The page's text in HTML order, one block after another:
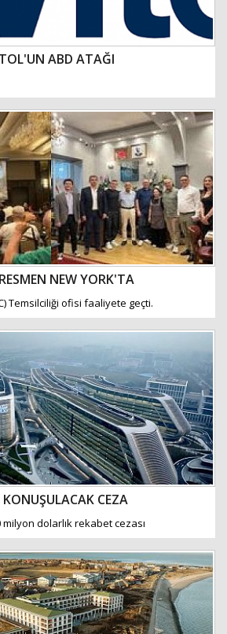
ABD ATAĞI
NEW YORK'TA
Temsilciliği ofisi faaliyete geçti.
KONUŞULACAK CEZA
dolarlık rekabet cezası